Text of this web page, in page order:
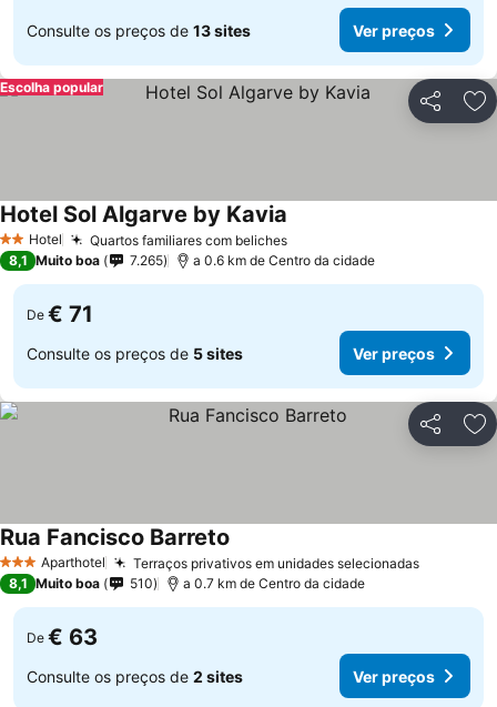
Consulte os preços de 13 sites Ver preços
Partilhar
Escolha popular
2 Estrelas
Hotel Quartos familiares com beliches
Hotel Sol Algarve by Kavia
8,1 Muito boa 7.265 a 0.6 km de Centro da cidade
De € 71
Consulte os preços de 5 sites Ver preços
Partilhar
3 EstrelasAparthotel Terraços privativos em unidades selecionadas
Rua Fancisco Barreto
8,1 Muito boa 510 a 0.7 km de Centro da cidade
De € 63
Consulte os preços de 2 sites Ver preços